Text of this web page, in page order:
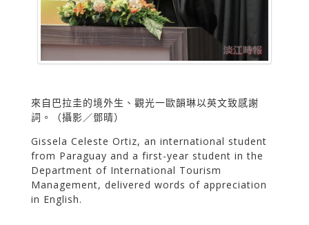
來自巴拉圭的境外生、觀光一歐韻琳以英文致感謝
詞。（攝影／鄧晴）
Gissela Celeste Ortiz, an international student
from Paraguay and a first-year student in the
Department of International Tourism
Management, delivered words of appreciation
in English.